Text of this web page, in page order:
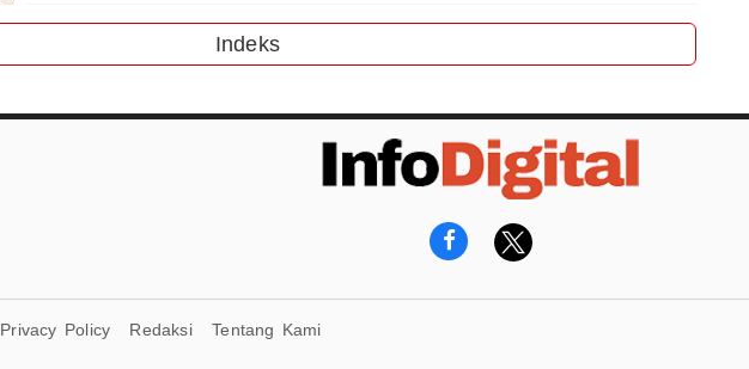
Indeks
Privacy Policy Redaksi Tentang Kami